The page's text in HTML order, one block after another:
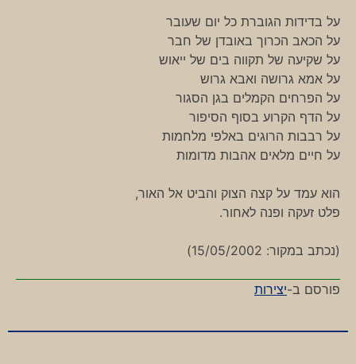
על בדידות הגוברת כל יום שעובר
על הכאב הכרוך באובדן של חבר
על שקיעה של תקווה בים של ייאוש
על אמא גרושה ואבא גרוש
על הפרחים הקמלים בגן הסגור
על הדף הקרוע בסוף הסיפור
על רבבות הרוגים באלפי מלחמות
על חיים מלאים אהבות מדומות
הוא עמד על קצה הצוק והביט אל האור,
פלט זעקה ופנה לאחור.
(נכתב במקור: 15/05/2002)
פורסם ב-יצירות